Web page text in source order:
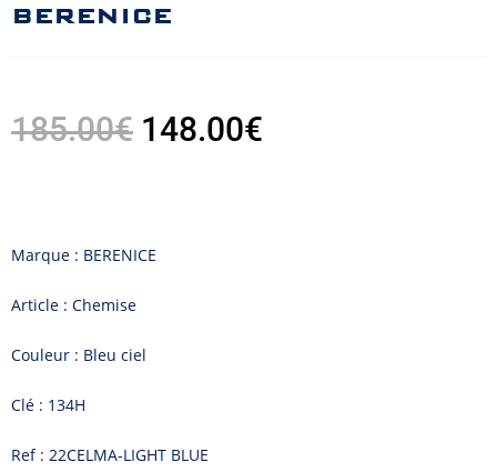
BERENICE
185.00€ 148.00€
Marque : BERENICE
Article : Chemise
Couleur : Bleu ciel
Clé : 134H
Ref : 22CELMA-LIGHT BLUE